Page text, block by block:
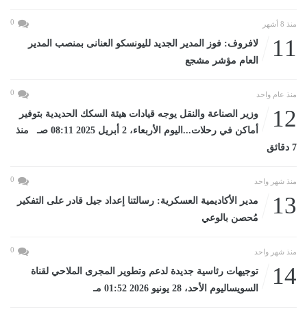
منذ 8 أشهر 0
11
لافروف: فوز المدير الجديد لليونسكو العنانى بمنصب المدير
العام مؤشر مشجع
منذ عام واحد 0
12
وزير الصناعة والنقل يوجه قيادات هيئة السكك الحديدية بتوفير
أماكن في رحلات...اليوم الأربعاء، 2 أبريل 2025 08:11 صـ منذ
7 دقائق
منذ شهر واحد 0
13
مدير الأكاديمية العسكرية: رسالتنا إعداد جيل قادر على التفكير
مُحصن بالوعي
منذ شهر واحد 0
14
توجيهات رئاسية جديدة لدعم وتطوير المجرى الملاحي لقناة
السويساليوم الأحد، 28 يونيو 2026 01:52 مـ